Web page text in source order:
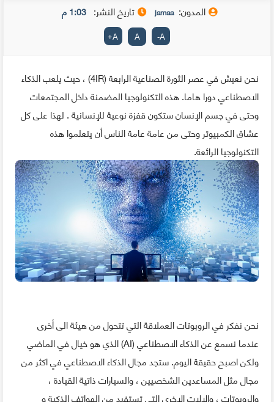
المدون: jamaa تاريخ النشر: 1:03 م
A
-
A
A
+
نحن نعيش في عصر الثورة الصناعية الرابعة (4IR) ، حيث يلعب الذكاء
الاصطناعي دورا هاما. هذه التكنولوجيا المضمنة داخل المجتمعات
وحتى في جسم الإنسان ستكون قفزة نوعية للإنسانية . لهذا على كل
عشاق الكمبيوتر وحتى من عامة عامة الناس أن يتعلموا هذه
التكنولوجيا الرائعة.
نحن نفكر في الروبوتات العملاقة التي تتحول من هيئة الى أخرى
عندما نسمع عن الذكاء الاصطناعي (AI) الذي هو خيال في الماضي
ولكن اصبح حقيقة اليوم. ستجد مجال الذكاء الاصطناعي في اكثر من
مجال مثل المساعدين الشخصيين ، والسيارات ذاتية القيادة ،
والروبوتات ، والالات الاخرى التي تستفيد من الهواتف الذكية و